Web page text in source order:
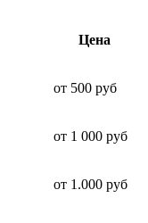
Цена
от 500 руб
от 1 000 руб
от 1.000 руб